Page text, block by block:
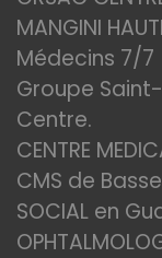
MANGINI
Médecins 7/7
Groupe
Centre.
CENTRE
CMS de
SOCIAL en